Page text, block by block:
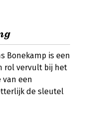
Bonekamp is een
rol vervult bij het
van een
de sleutel